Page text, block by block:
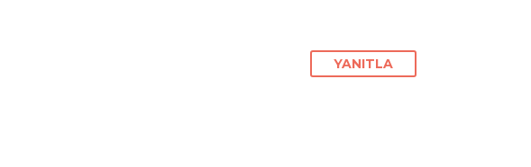
YANITLA